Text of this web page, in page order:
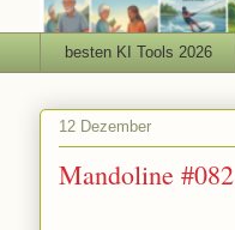
besten KI Tools 2026
12 Dezember
Mandoline #082